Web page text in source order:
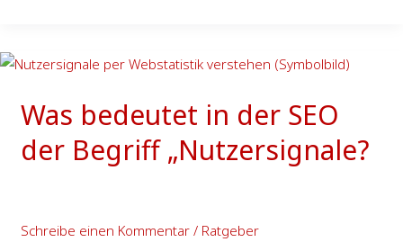
Was bedeutet in der SEO
der Begriff „Nutzersignale?
Schreibe einen Kommentar / Ratgeber
Was
in
SEO
„Nutzersignale?